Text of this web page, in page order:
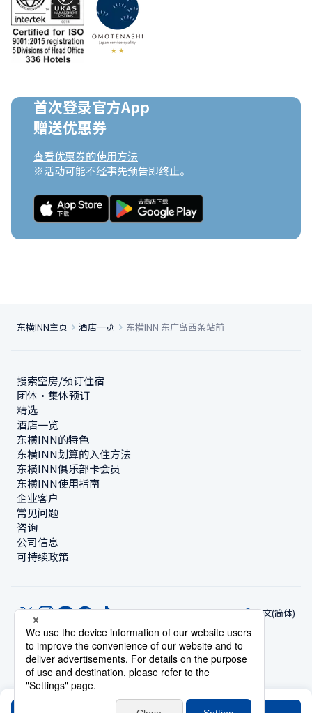
首次登录官方App
赠送优惠券
查看优惠券的使用方法
※活动可能不经事先预告即终止。
东横INN主页 酒店一览 东横INN 东广岛西条站前
搜索空房/预订住宿
团体・集体预订
精选
酒店一览
东横INN的特色
东横INN划算的入住方法
东横INN俱乐部卡会员
东横INN使用指南
企业客户
常见问题
咨询
公司信息
可持续政策
中文(简体)
© Toyoko Inn Co., Ltd.
隐私设置隐私保护政策根据特定商业交易法的标示网站政策
账号使用条款持卡会员条款